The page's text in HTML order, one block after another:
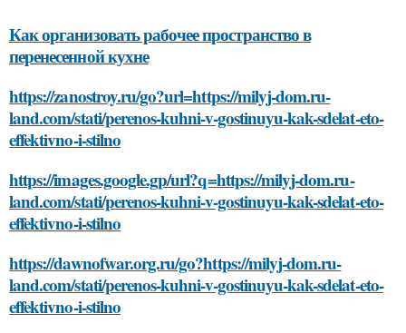
Как организовать рабочее пространство в
перенесенной кухне
https://zanostroy.ru/go?url=https://milyj-dom.ru-
land.com/stati/perenos-kuhni-v-gostinuyu-kak-sdelat-eto-
effektivno-i-stilno
https://images.google.gp/url?q=https://milyj-dom.ru-
land.com/stati/perenos-kuhni-v-gostinuyu-kak-sdelat-eto-
effektivno-i-stilno
https://dawnofwar.org.ru/go?https://milyj-dom.ru-
land.com/stati/perenos-kuhni-v-gostinuyu-kak-sdelat-eto-
effektivno-i-stilno